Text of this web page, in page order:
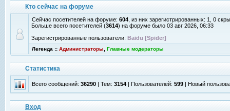
Кто сейчас на форуме
Сейчас посетителей на форуме: 604 , из них зарегистрированных: 1, 0
Больше всего посетителей (3614) на форуме было 03 авг 2026, 06:33
Зарегистрированные пользователи: Baidu [Spider]
Легенда :: Администраторы Главные модераторы
Статистика
Всего сообщений: 36290 | Тем: 3154 | Пользователей: 599 | Новый
Вход